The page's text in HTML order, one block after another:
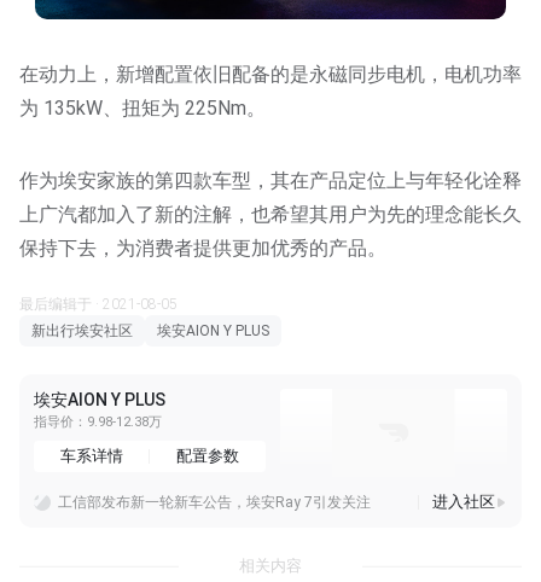
在动力上，新增配置依旧配备的是永磁同步电机，电机功率
为 135kW、扭矩为 225Nm。
作为埃安家族的第四款车型，其在产品定位上与年轻化诠释
上广汽都加入了新的注解，也希望其用户为先的理念能长久
保持下去，为消费者提供更加优秀的产品。
最后编辑于 · 2021-08-05
新出行埃安社区
埃安AION Y PLUS
埃安AION Y PLUS
指导价：9.98-12.38万
车系详情 配置参数
工信部发布新一轮新车公告，埃安Ray 7引发关注
进入社区
相关内容